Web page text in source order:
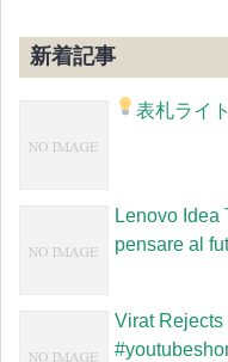
新着記事
表札ライ
Lenovo Idea
pensare al
Virat Rejects